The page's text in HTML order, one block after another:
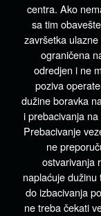
centra. Ako
sa tim
završetka
ograničena
odredjen i ne
poziva
dužine boravka
i prebacivanja
Prebacivanje
ne
ostvarivanja
naplaćuje
do izbacivanja
ne treba čekati